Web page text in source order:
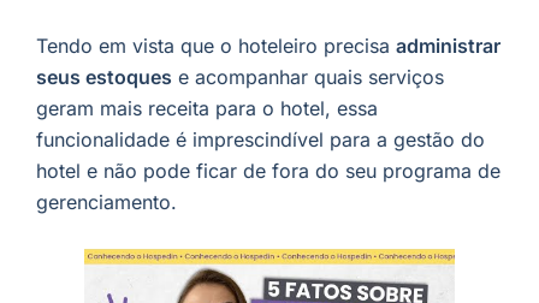
Tendo em vista que o hoteleiro precisa administrar
seus estoques e acompanhar quais serviços
geram mais receita para o hotel, essa
funcionalidade é imprescindível para a gestão do
hotel e não pode ficar de fora do seu programa de
gerenciamento.